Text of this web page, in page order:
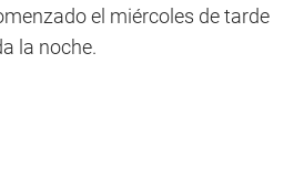
el miércoles de tarde
la noche.